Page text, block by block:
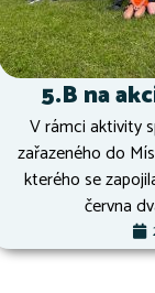
5.B na
V rámci aktivity
zařazeného do
kterého se
června